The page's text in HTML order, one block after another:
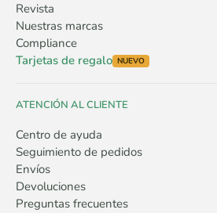
Revista
Nuestras marcas
Compliance
Tarjetas de regalo NUEVO
ATENCIÓN AL CLIENTE
Centro de ayuda
Seguimiento de pedidos
Envíos
Devoluciones
Preguntas frecuentes